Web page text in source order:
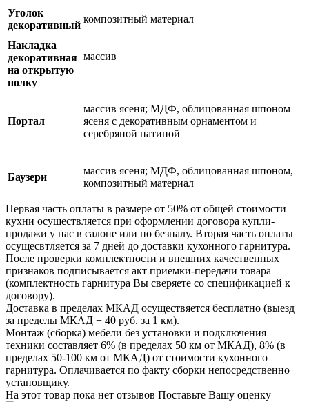
Уголок
декоративный
композитный материал
Накладка
декоративная
на открытую
полку
массив
Портал
массив ясеня; МДФ, облицованная шпоном
ясеня с декоративным орнаментом и
серебряной патиной
Баузери
массив ясеня; МДФ, облицованная шпоном,
композитный материал
Первая часть оплаты в размере от 50% от общей стоимости
кухни осуществляется при оформлении договора купли-
продажи у нас в салоне или по безналу. Вторая часть оплаты
осущесвтляется за 7 дней до доставки кухонного гарнитура.
После проверки комплектности и внешних качественных
признаков подписывается акт приемки-передачи товара
(комплектность гарнитура Вы сверяете со спецификацией к
договору).
Доставка в пределах МКАД осуществяется бесплатно (выезд
за пределы МКАД + 40 руб. за 1 км).
Монтаж (сборка) мебели без установки и подключения
техники составляет 6% (в пределах 50 км от МКАД), 8% (в
пределах 50-100 км от МКАД) от стоимости кухонного
гарнитура. Оплачивается по факту сборки непосредственно
установщику.
На этот товар пока нет отзывов Поставьте Вашу оценку